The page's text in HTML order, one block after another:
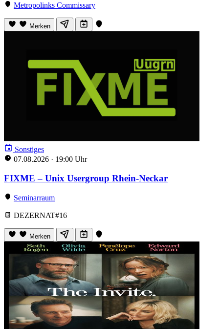
Metropolinks Commissary
Merken
Sonstiges
07.08.2026 · 19:00 Uhr
FIXME – Unix Usergroup Rhein-Neckar
Seminarraum
DEZERNAT#16
Merken